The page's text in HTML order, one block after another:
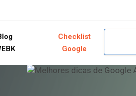
Checklist
Google